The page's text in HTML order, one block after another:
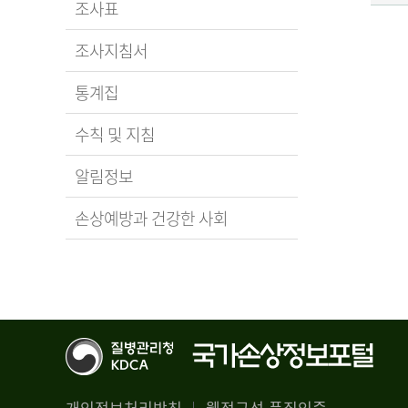
조사표
조사지침서
통계집
수칙 및 지침
알림정보
손상예방과 건강한 사회